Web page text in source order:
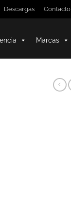
Descargas Contacto
Marcas